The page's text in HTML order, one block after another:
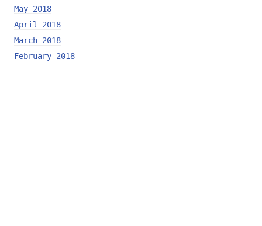
May 2018
April 2018
March 2018
February 2018